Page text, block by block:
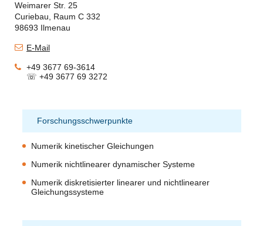
Weimarer Str. 25
Curiebau, Raum C 332
98693 Ilmenau
E-Mail
+49 3677 69-3614
☏ +49 3677 69 3272
Forschungsschwerpunkte
Numerik kinetischer Gleichungen
Numerik nichtlinearer dynamischer Systeme
Numerik diskretisierter linearer und nichtlinearer
Gleichungssysteme